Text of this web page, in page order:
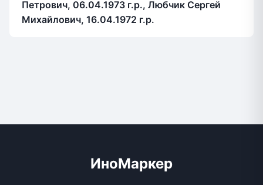
Петрович, 06.04.1973 г.р., Любчик Сергей
Михайлович, 16.04.1972 г.р.
ИноМаркер